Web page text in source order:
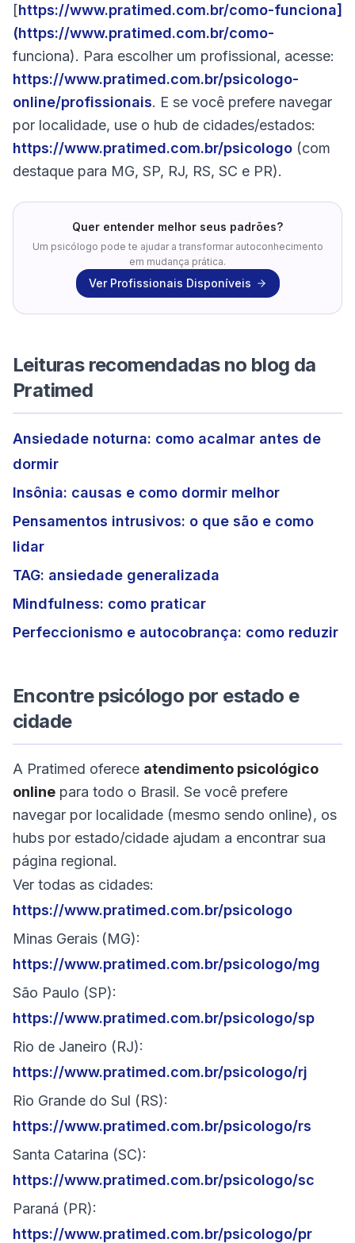
[https://www.pratimed.com.br/como-funciona]
(https://www.pratimed.com.br/como-
funciona). Para escolher um profissional, acesse:
https://www.pratimed.com.br/psicologo-
online/profissionais. E se você prefere navegar
por localidade, use o hub de cidades/estados:
https://www.pratimed.com.br/psicologo (com
destaque para MG, SP, RJ, RS, SC e PR).
Quer entender melhor seus padrões?
Um psicólogo pode te ajudar a transformar autoconhecimento
em mudança prática.
Ver Profissionais Disponíveis
Leituras recomendadas no blog da
Pratimed
Ansiedade noturna: como acalmar antes de
dormir
Insônia: causas e como dormir melhor
Pensamentos intrusivos: o que são e como
lidar
TAG: ansiedade generalizada
Mindfulness: como praticar
Perfeccionismo e autocobrança: como reduzir
Encontre psicólogo por estado e
cidade
A Pratimed oferece atendimento psicológico
online para todo o Brasil. Se você prefere
navegar por localidade (mesmo sendo online), os
hubs por estado/cidade ajudam a encontrar sua
página regional.
Ver todas as cidades:
https://www.pratimed.com.br/psicologo
Minas Gerais (MG):
https://www.pratimed.com.br/psicologo/mg
São Paulo (SP):
https://www.pratimed.com.br/psicologo/sp
Rio de Janeiro (RJ):
https://www.pratimed.com.br/psicologo/rj
Rio Grande do Sul (RS):
https://www.pratimed.com.br/psicologo/rs
Santa Catarina (SC):
https://www.pratimed.com.br/psicologo/sc
Paraná (PR):
https://www.pratimed.com.br/psicologo/pr